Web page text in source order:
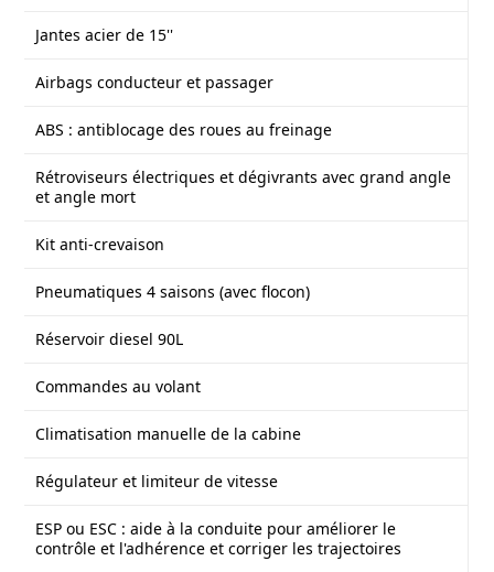
Jantes acier de 15''
Airbags conducteur et passager
ABS : antiblocage des roues au freinage
Rétroviseurs électriques et dégivrants avec grand angle
et angle mort
Kit anti-crevaison
Pneumatiques 4 saisons (avec flocon)
Réservoir diesel 90L
Commandes au volant
Climatisation manuelle de la cabine
Régulateur et limiteur de vitesse
ESP ou ESC : aide à la conduite pour améliorer le
contrôle et l'adhérence et corriger les trajectoires